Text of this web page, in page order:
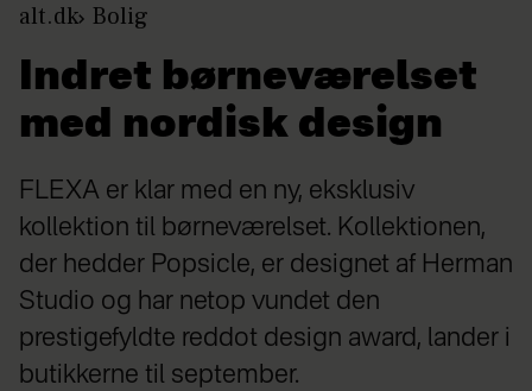
alt.dk Bolig
Indret børneværelset
med nordisk design
FLEXA er klar med en ny, eksklusiv
kollektion til børneværelset. Kollektionen,
der hedder Popsicle, er designet af Herman
Studio og har netop vundet den
prestigefyldte reddot design award, lander i
butikkerne til september.